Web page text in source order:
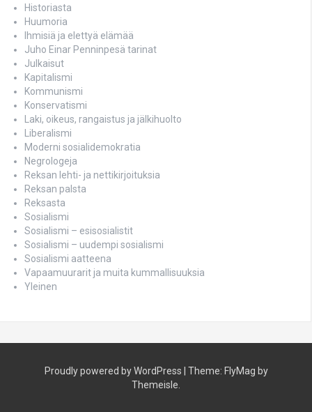
Historiasta
Huumoria
Ihmisiä ja elettyä elämää
Juho Einar Penninpesä tarinat
Julkaisut
Kapitalismi
Kommunismi
Konservatismi
Laki, oikeus, rangaistus ja jälkihuolto
Liberalismi
Moderni sosialidemokratia
Negrologeja
Reksan lehti- ja nettikirjoituksia
Reksan palsta
Reksasta
Sosialismi
Sosialismi – esisosialistit
Sosialismi – uudempi sosialismi
Sosialismi aatteena
Vapaamuurarit ja muita kummallisuuksia
Yleinen
Proudly powered by WordPress Theme: FlyMag by
Themeisle.